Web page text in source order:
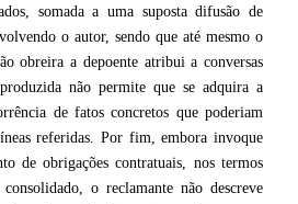
somada a uma suposta difusão de
o autor, sendo que até mesmo o
obreira a depoente atribui a conversas
não permite que se adquira a
de fatos concretos que poderiam
referidas. Por fim, embora invoque
de obrigações contratuais, nos termos
o reclamante não descreve